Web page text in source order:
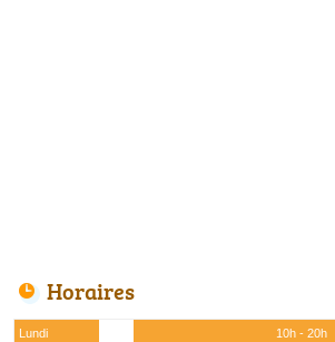
Horaires
Lundi
10h - 20h